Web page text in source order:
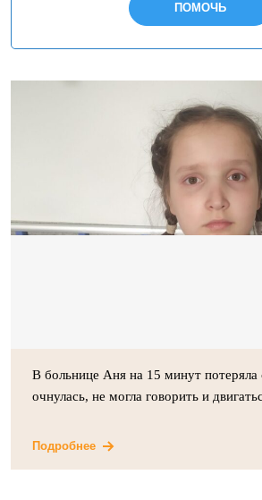
ПОМОЧЬ
В больнице Аня на 15 минут потеряла
очнулась, не могла говорить и
Подробнее